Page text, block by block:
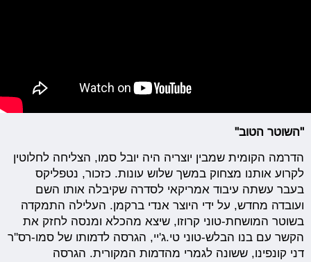
"השוטר הטוב"
הדרמה הקומית שמבין יוצריה היה יובל סמו, הצליחה לחלוטין
לקרוע אותנו מצחוק במשך שלוש עונות. כזכור, נטפליקס
בעבר עשתה עיבוד אמריקאי לסדרה שקיבלה אותו השם
ועובדה מחדש, על ידי היוצר אנדי ברקמן. העלילה התמקדה
בשוטר המושחת-טוני קרוזו, שיצא מהכלא ומנסה לחזק את
הקשר עם בנו הבלש-טוני טי.ג'יי, הגרסה לדמותו של סמו-רס''ר
דני קונפינו, ששונה לגמרי מהדמות המקורית. הגרסה